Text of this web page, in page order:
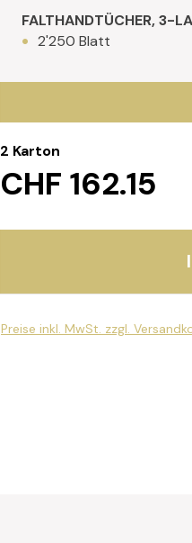
FALTHANDTÜCHER, 3-
2'250 Blatt
2 Karton
CHF 162.15
Preise inkl. MwSt. zzgl.